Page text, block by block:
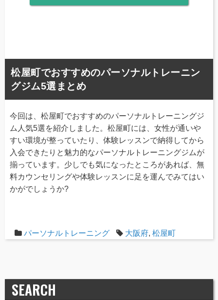
松屋町でおすすめのパーソナルトレーニン
グジム5選まとめ
今回は、松屋町でおすすめのパーソナルトレーニングジ
ム人気5選を紹介しました。松屋町には、女性が通いや
すい環境が整っていたり、体験レッスンで納得してから
入会できたりと魅力的なパーソナルトレーニングジムが
揃っています。少しでも気になったところがあれば、無
料カウンセリングや体験レッスンに足を運んでみてはい
かがでしょうか?
パーソナルトレーニング 大阪府, 松屋町
SEARCH